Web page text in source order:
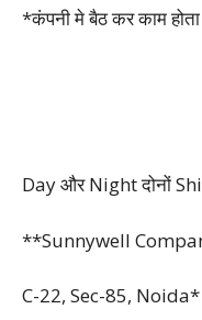
*कंपनी मे बैठ कर काम
Day और Night दोनों
**Sunnywell
C-22, Sec-85, Noida*